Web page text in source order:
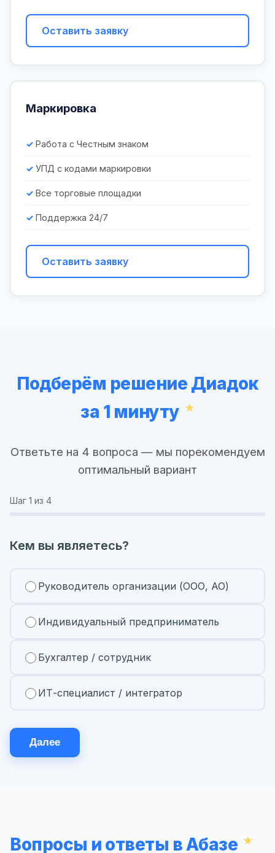
Оставить заявку
Маркировка
Работа с Честным знаком
УПД с кодами маркировки
Все торговые площадки
Поддержка 24/7
Оставить заявку
Подберём решение Диадок
за 1 минуту
Ответьте на 4 вопроса — мы порекомендуем
оптимальный вариант
Шаг 1 из 4
Кем вы являетесь?
Руководитель организации (ООО, АО)
Индивидуальный предприниматель
Бухгалтер / сотрудник
ИТ-специалист / интегратор
Далее
Вопросы и ответы в Абазе